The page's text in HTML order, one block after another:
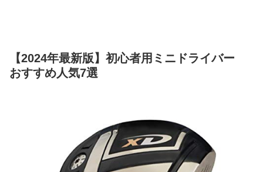
【2024年最新版】初心者用ミニドライバー
おすすめ人気7選